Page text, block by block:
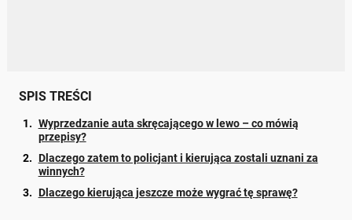
SPIS TREŚCI
Wyprzedzanie auta skręcającego w lewo – co mówią
przepisy?
Dlaczego zatem to policjant i kierująca zostali uznani za
winnych?
Dlaczego kierująca jeszcze może wygrać tę sprawę?